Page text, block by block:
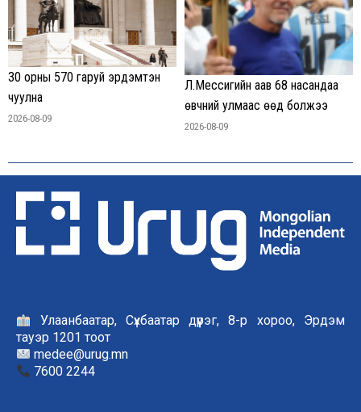
30 орны 570 гаруй эрдэмтэн
чуулна
2026-08-09
Л.Мессигийн аав 68 насандаа
өвчний улмаас өөд болжээ
2026-08-09
Улаанбаатар, Сүхбаатар дүүрэг, 8-р хороо, Эрдэм
тауэр 1201 тоот
medee@urug.mn
7600 2244